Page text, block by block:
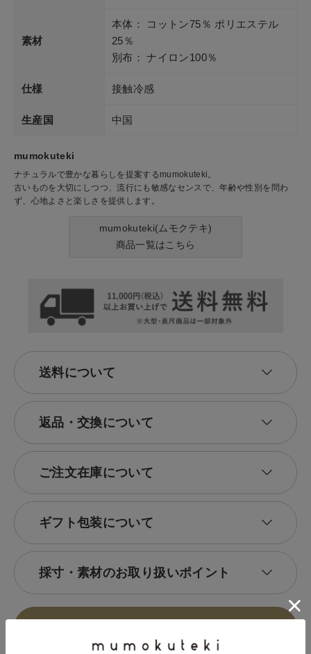
素材
本体： コットン75％ ポリエステル
25％
別布： ナイロン100％
仕様 接触冷感
生産国 中国
mumokuteki
ナチュラルで豊かな暮らしを提案するmumokuteki。
古いものを大切にしつつ、流行にも敏感なセンスで、年齢や性別を問わ
ず、心地よさと楽しさを提供します。
mumokuteki(ムモクテキ)
商品一覧はこちら
送料について
返品・交換について
ご注文在庫について
ギフト包装について
採寸・素材のお取り扱いポイント